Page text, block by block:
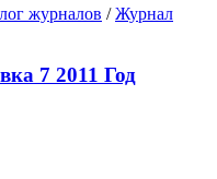
журналов /Журнал
7 2011 Год